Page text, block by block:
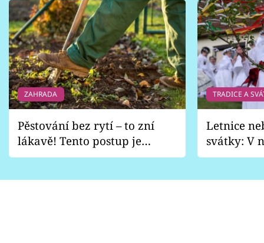
ZAHRADA
Pěstování bez rytí – to zní
lákavě! Tento postup je
vhodný jen pro některé
TRADICE A
Letnice
svátky: V
pondělí